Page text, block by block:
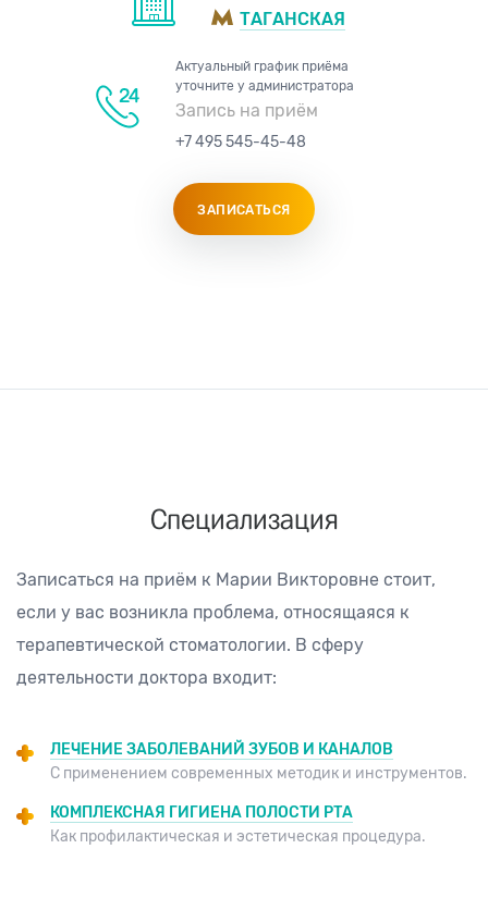
ТАГАНСКАЯ
Актуальный график приёма
уточните у администратора
Запись на приём
+7 495 545-45-48
ЗАПИСАТЬСЯ
Специализация
Записаться на приём к Марии Викторовне стоит,
если у вас возникла проблема, относящаяся к
терапевтической стоматологии. В сферу
деятельности доктора входит:
ЛЕЧЕНИЕ ЗАБОЛЕВАНИЙ ЗУБОВ И КАНАЛОВ
С применением современных методик и инструментов.
КОМПЛЕКСНАЯ ГИГИЕНА ПОЛОСТИ РТА
Как профилактическая и эстетическая процедура.